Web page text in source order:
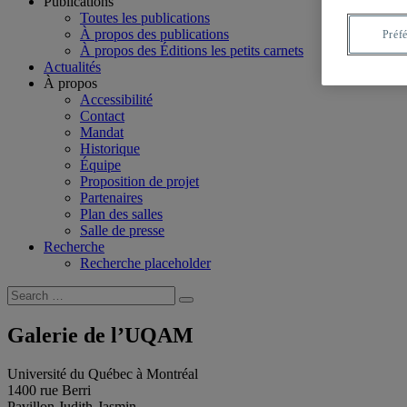
Toutes les publications
À propos des publications
À propos des Éditions les petits carnets
Actualités
À propos
Accessibilité
Contact
Mandat
Historique
Équipe
Proposition de projet
Partenaires
Plan des salles
Salle de presse
Recherche
Recherche placeholder
Search
for:
Search
Galerie de l’UQAM
Université du Québec à Montréal
1400 rue Berri